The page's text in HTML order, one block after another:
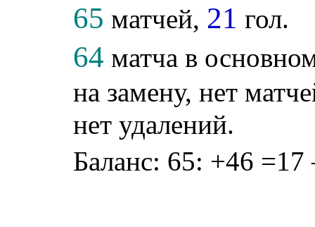
65 матчей, 21 гол.
64 матча в
на замену, нет
нет удалений.
Баланс: 65: +46 =17